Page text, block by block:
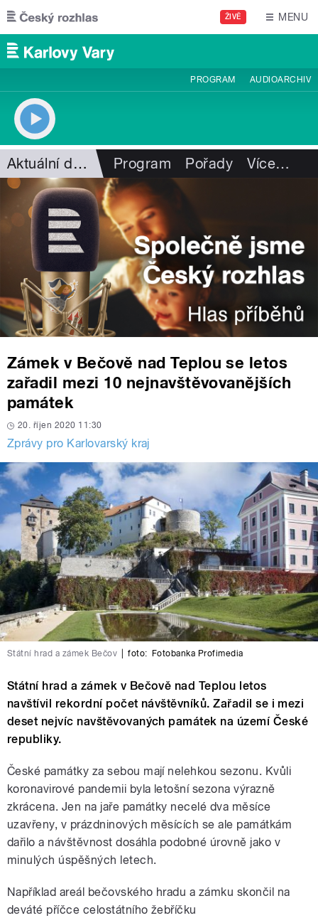
Přejít k hlavnímu obsahu
ŽIVĚ MENU
PROGRAM AUDIOARCHIV
Aktuální dění Program Pořady Více…
Zámek v Bečově nad Teplou se letos
zařadil mezi 10 nejnavštěvovanějších
památek
20. říjen 2020 11:30
Zprávy pro Karlovarský kraj
Státní hrad a zámek Bečov foto: Fotobanka Profimedia
Státní hrad a zámek v Bečově nad Teplou letos
navštívil rekordní počet návštěvníků. Zařadil se i mezi
deset nejvíc navštěvovaných památek na území České
republiky.
České památky za sebou mají nelehkou sezonu. Kvůli
koronavirové pandemii byla letošní sezona výrazně
zkrácena. Jen na jaře památky necelé dva měsíce
uzavřeny, v prázdninových měsících se ale památkám
dařilo a návštěvnost dosáhla podobné úrovně jako v
minulých úspěšných letech.
Například areál bečovského hradu a zámku skončil na
deváté příčce celostátního žebříčku